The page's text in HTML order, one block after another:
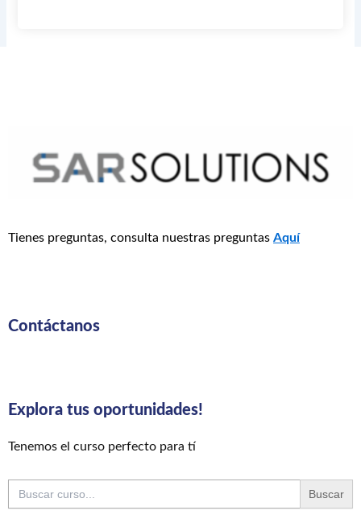
Tienes preguntas, consulta nuestras preguntas Aquí
Contáctanos
Explora tus oportunidades!
Tenemos el curso perfecto para tí
Buscar: